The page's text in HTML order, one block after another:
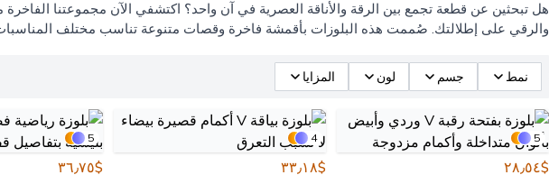
والرقي على إطلالتك. صُممت هذه البلوزات بأقمشة فاخرة وقصات متنوعة تناسب مختلف المناسبات،
نمط جسم لون المزايا
5
$٢٨٫٥٤
4
$٣٣٫١٨
5
$٣٦٫٧٥